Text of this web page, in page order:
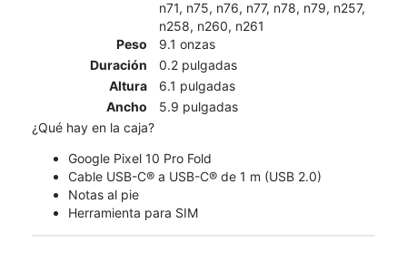
n71, n75, n76, n77, n78, n79, n257,
n258, n260, n261
Peso
9.1 onzas
Duración
0.2 pulgadas
Altura
6.1 pulgadas
Ancho
5.9 pulgadas
¿Qué hay en la caja?
Google Pixel 10 Pro Fold
Cable USB-C® a USB-C® de 1 m (USB 2.0)
Notas al pie
Herramienta para SIM